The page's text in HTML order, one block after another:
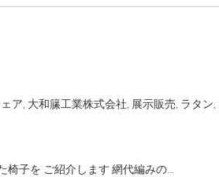
ア, 大和籘工業株式会社, 展示販売, ラタン,
椅子を ご紹介します 網代編みの…